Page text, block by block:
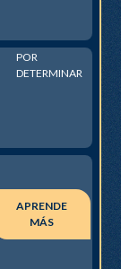
POR
DETERMINAR
APRENDE
MÁS